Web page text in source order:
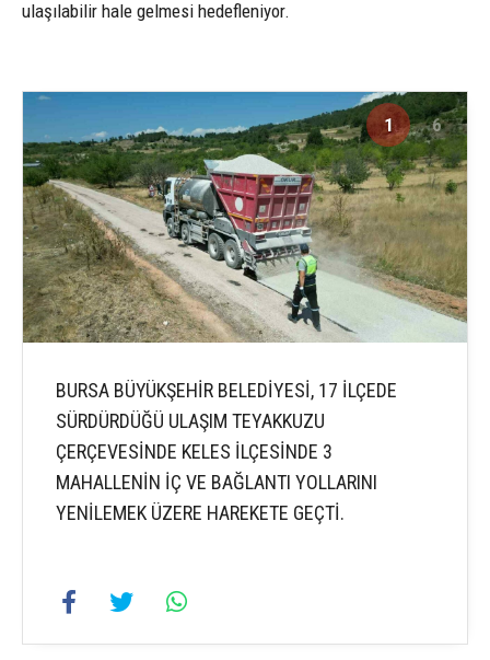
ulaşılabilir hale gelmesi hedefleniyor.
1 6
BURSA BÜYÜKŞEHİR BELEDİYESİ, 17 İLÇEDE
SÜRDÜRDÜĞÜ ULAŞIM TEYAKKUZU
ÇERÇEVESİNDE KELES İLÇESİNDE 3
MAHALLENİN İÇ VE BAĞLANTI YOLLARINI
YENİLEMEK ÜZERE HAREKETE GEÇTİ.